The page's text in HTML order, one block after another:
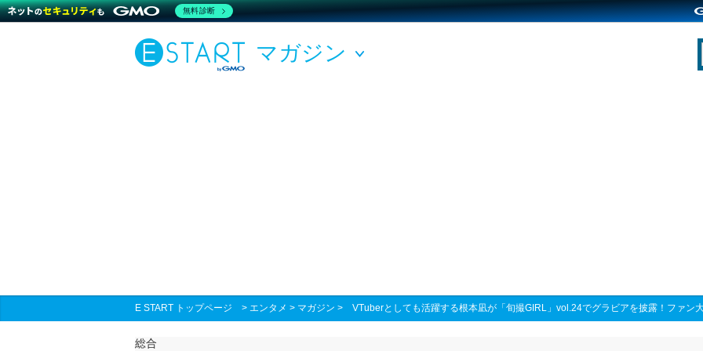
マガジン
E START トップページ > エンタメ > マガジン > VTuberとしても活躍する根本凪が「旬撮GIRL」vol.24でグラビアを披露！ファン
総合
無料診断